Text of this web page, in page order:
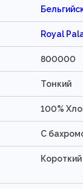
Royal
800000
Тонкий
100%
C